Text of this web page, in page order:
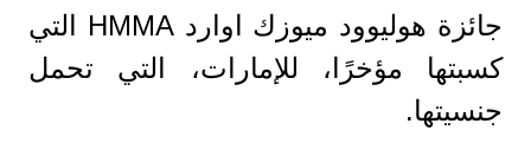
جائزة هوليوود ميوزك اوارد HMMA التي
كسبتها مؤخرًا، للإمارات، التي تحمل
جنسيتها.